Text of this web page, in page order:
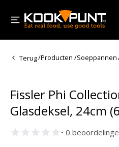
Terug/Producten /Soeppannen
Fissler Phi
Glasdeksel, 24cm
• 0